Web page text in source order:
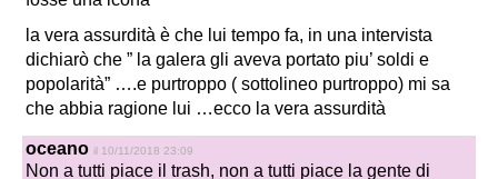
la vera assurdità è che lui tempo fa, in una intervista
dichiarò che ” la galera gli aveva portato piu’ soldi e
popolarità” ….e purtroppo ( sottolineo purtroppo) mi sa
che abbia ragione lui …ecco la vera assurdità
oceano il 10/11/2018 23:09
Non a tutti piace il trash, non a tutti piace la gente di